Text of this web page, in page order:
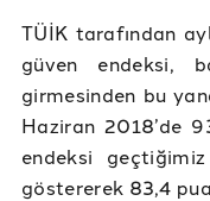
TÜİK tarafından
güven endeksi,
girmesinden bu
Haziran 2018’de
endeksi
göstererek 83,4